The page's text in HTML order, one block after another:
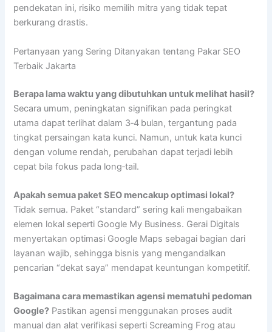
pendekatan ini, risiko memilih mitra yang tidak tepat
berkurang drastis.
Pertanyaan yang Sering Ditanyakan tentang Pakar SEO
Terbaik Jakarta
Berapa lama waktu yang dibutuhkan untuk melihat hasil?
Secara umum, peningkatan signifikan pada peringkat
utama dapat terlihat dalam 3‑4 bulan, tergantung pada
tingkat persaingan kata kunci. Namun, untuk kata kunci
dengan volume rendah, perubahan dapat terjadi lebih
cepat bila fokus pada long‑tail.
Apakah semua paket SEO mencakup optimasi lokal?
Tidak semua. Paket “standard” sering kali mengabaikan
elemen lokal seperti Google My Business. Gerai Digitals
menyertakan optimasi Google Maps sebagai bagian dari
layanan wajib, sehingga bisnis yang mengandalkan
pencarian “dekat saya” mendapat keuntungan kompetitif.
Bagaimana cara memastikan agensi mematuhi pedoman
Google? Pastikan agensi menggunakan proses audit
manual dan alat verifikasi seperti Screaming Frog atau